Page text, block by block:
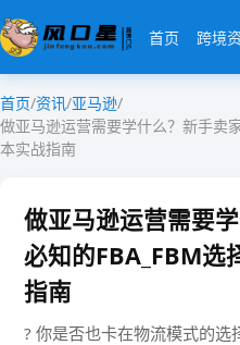
首页 跨境
首页/资讯/亚马逊/
做亚马逊运营需要学什么？新手卖
本实战指南
做亚马逊运营需要
必知的FBA_FBM选
指南
? 你是否也卡在物流模式的选